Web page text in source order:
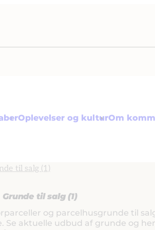
Oplevelser og kulturOm
til salg (1)
Grunde til salg (1)
og parcelhusgrunde til
Se aktuelle udbud af grunde og
senest opdateret 11. november 2025